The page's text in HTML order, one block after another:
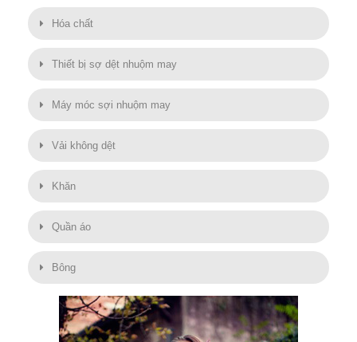
Hóa chất
Thiết bị sợ dệt nhuộm may
Máy móc sợi nhuộm may
Vải không dệt
Khăn
Quần áo
Bông